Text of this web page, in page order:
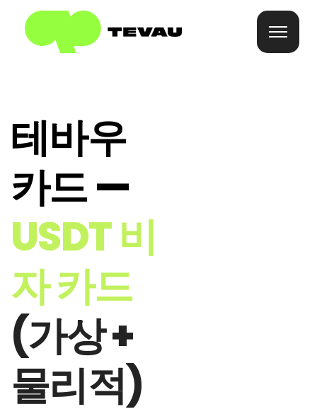
카드
지갑
재원
에 대한
자주 묻는 질문
소식
가입하기
테바우
카드 —
USDT 비
자 카드
(가상 +
물리적)